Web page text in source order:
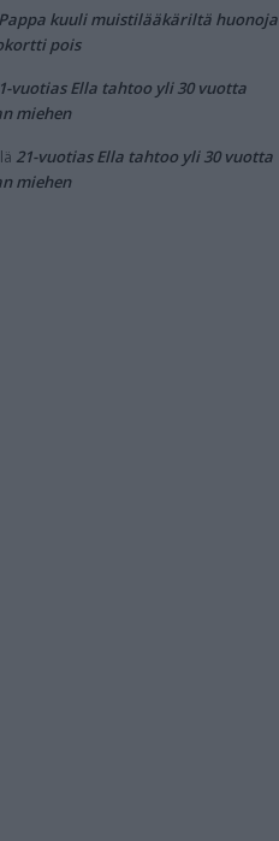
Pappa kuuli muistilääkäriltä huonoja
pois
vuotias Ella tahtoo yli 30 vuotta
miehen
21-vuotias Ella tahtoo yli 30 vuotta
miehen